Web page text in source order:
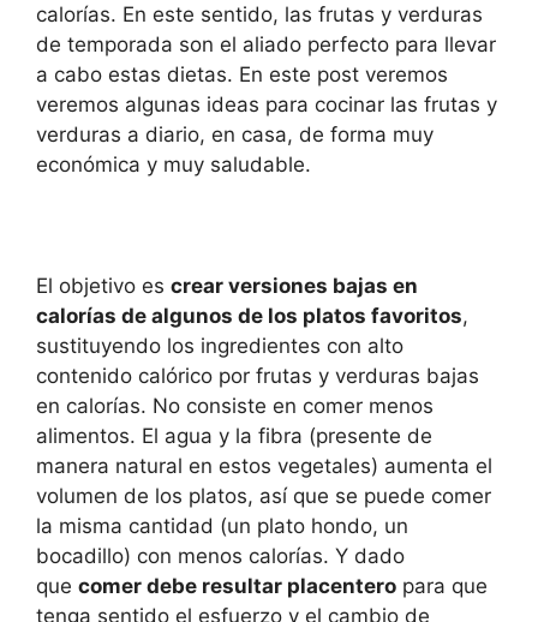
calorías. En este sentido, las frutas y verduras
de temporada son el aliado perfecto para llevar
a cabo estas dietas. En este post veremos
veremos algunas ideas para cocinar las frutas y
verduras a diario, en casa, de forma muy
económica y muy saludable.
El objetivo es crear versiones bajas en
calorías de algunos de los platos favoritos,
sustituyendo los ingredientes con alto
contenido calórico por frutas y verduras bajas
en calorías. No consiste en comer menos
alimentos. El agua y la fibra (presente de
manera natural en estos vegetales) aumenta el
volumen de los platos, así que se puede comer
la misma cantidad (un plato hondo, un
bocadillo) con menos calorías. Y dado
que comer debe resultar placentero para que
tenga sentido el esfuerzo y el cambio de